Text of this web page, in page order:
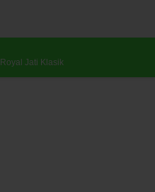
Royal Jati Klasik